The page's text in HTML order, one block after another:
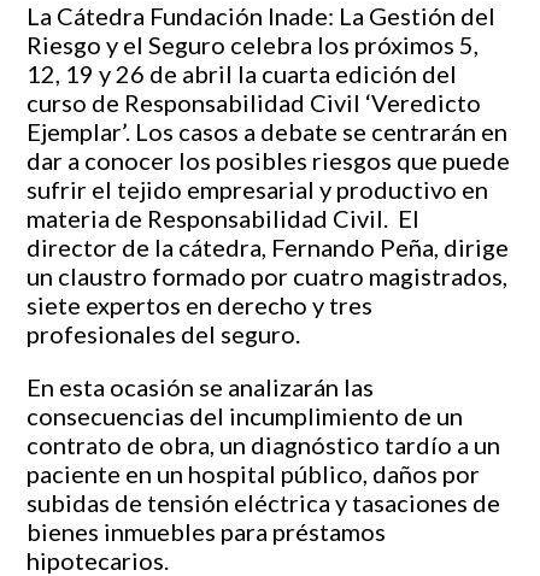
La Cátedra Fundación Inade: La Gestión del
Riesgo y el Seguro celebra los próximos 5,
12, 19 y 26 de abril la cuarta edición del
curso de Responsabilidad Civil ‘Veredicto
Ejemplar’. Los casos a debate se centrarán en
dar a conocer los posibles riesgos que puede
sufrir el tejido empresarial y productivo en
materia de Responsabilidad Civil. El
director de la cátedra, Fernando Peña, dirige
un claustro formado por cuatro magistrados,
siete expertos en derecho y tres
profesionales del seguro.
En esta ocasión se analizarán las
consecuencias del incumplimiento de un
contrato de obra, un diagnóstico tardío a un
paciente en un hospital público, daños por
subidas de tensión eléctrica y tasaciones de
bienes inmuebles para préstamos
hipotecarios.